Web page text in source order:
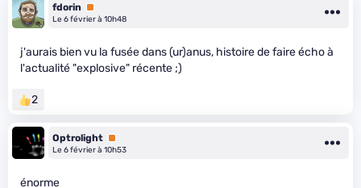
fdorin
Premium
Le 6 février à 10h48
j'aurais bien vu la fusée dans (ur)anus, histoire de faire écho à
l'actualité "explosive" récente ;)
2
Optrolight Premium
Le 6 février à 10h53
énorme